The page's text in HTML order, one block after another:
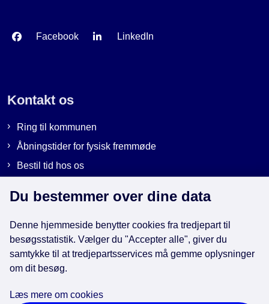
Facebook LinkedIn
Kontakt os
Ring til kommunen
Åbningstider for fysisk fremmøde
Bestil tid hos os
Genveje
EAN-numre i kommunen
Du bestemmer over dine data
Denne hjemmeside benytter cookies fra tredjepart til
besøgsstatistik. Vælger du "Accepter alle", giver du
samtykke til at tredjepartsservices må gemme oplysninger
om dit besøg.
Læs mere om cookies